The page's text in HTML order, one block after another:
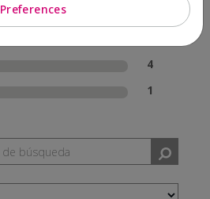
4
1
Preferences